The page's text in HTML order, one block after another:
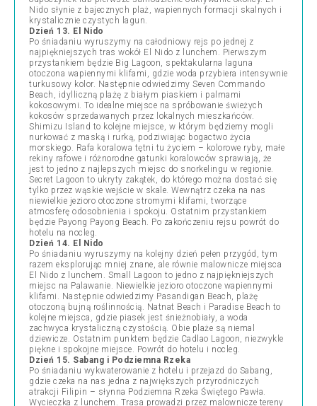
Nido słynie z bajecznych plaż, wapiennych formacji skalnych i
krystalicznie czystych lagun.
Dzień 13. El Nido
Po śniadaniu wyruszymy na całodniowy rejs po jednej z
najpiękniejszych tras wokół El Nido z lunchem. Pierwszym
przystankiem będzie Big Lagoon, spektakularna laguna
otoczona wapiennymi klifami, gdzie woda przybiera intensywnie
turkusowy kolor. Następnie odwiedzimy Seven Commando
Beach, idylliczną plażę z białym piaskiem i palmami
kokosowymi. To idealne miejsce na spróbowanie świeżych
kokosów sprzedawanych przez lokalnych mieszkańców.
Shimizu Island to kolejne miejsce, w którym będziemy mogli
nurkować z maską i rurką, podziwiając bogactwo życia
morskiego. Rafa koralowa tętni tu życiem – kolorowe ryby, małe
rekiny rafowe i różnorodne gatunki koralowców sprawiają, że
jest to jedno z najlepszych miejsc do snorkelingu w regionie.
Secret Lagoon to ukryty zakątek, do którego można dostać się
tylko przez wąskie wejście w skale. Wewnątrz czeka na nas
niewielkie jezioro otoczone stromymi klifami, tworzące
atmosferę odosobnienia i spokoju. Ostatnim przystankiem
będzie Payong Payong Beach. Po zakończeniu rejsu powrót do
hotelu na nocleg.
Dzień 14. El Nido
Po śniadaniu wyruszymy na kolejny dzień pełen przygód, tym
razem eksplorując mniej znane, ale równie malownicze miejsca
El Nido z lunchem. Small Lagoon to jedno z najpiękniejszych
miejsc na Palawanie. Niewielkie jezioro otoczone wapiennymi
klifami. Następnie odwiedzimy Pasandigan Beach, plażę
otoczoną bujną roślinnością. Natnat Beach i Paradise Beach to
kolejne miejsca, gdzie piasek jest śnieżnobiały, a woda
zachwyca krystaliczną czystością. Obie plaże są niemal
dziewicze. Ostatnim punktem będzie Cadlao Lagoon, niezwykle
piękne i spokojne miejsce. Powrót do hotelu i nocleg.
Dzień 15. Sabang i Podziemna Rzeka
Po śniadaniu wykwaterowanie z hotelu i przejazd do Sabang,
gdzie czeka na nas jedna z największych przyrodniczych
atrakcji Filipin – słynna Podziemna Rzeka Świętego Pawła.
Wycieczka z lunchem. Trasa prowadzi przez malownicze tereny